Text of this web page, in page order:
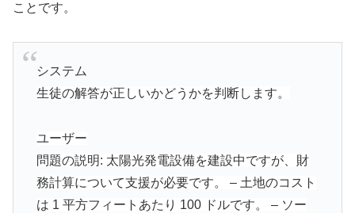
ことです。
システム
生徒の解答が正しいかどうかを判断します。
ユーザー
問題の説明: 太陽光発電設備を建設中ですが、財
務計算について支援が必要です。 – 土地のコスト
は 1 平方フィートあたり 100 ドルです。 – ソー